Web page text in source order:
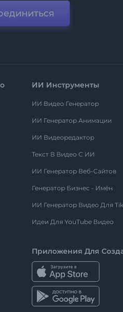
ИИ Инструменты
ИИ Видео Генератор
ИИ Генератор Анимации
ИИ Видеоредактор
Текст В Видео С ИИ
ИИ Генератор Веб-Сайтов
Генератор Бизнес - Имён
ИИ Генератор Видео Для
Идеи Для YouTube Видео
Приложения Для